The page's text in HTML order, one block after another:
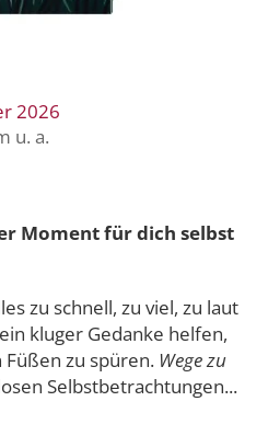
2026
u. a.
Moment für dich selbst
zu schnell, zu viel, zu laut
kluger Gedanke helfen,
zu spüren. Wege zu
Selbstbetrachtungen...